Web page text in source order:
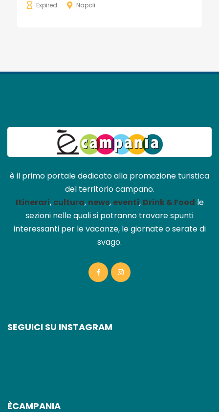
Expired Napoli
è il primo portale dedicato alla promozione turistica
del territorio campano.
Itinerari, cultura, news, eventi, Drink & Food le
sezioni nelle quali si potranno trovare spunti
interessanti per le vacanze, le giornate o serate di
svago.
SEGUICI SU INSTAGRAM
ÈCAMPANIA